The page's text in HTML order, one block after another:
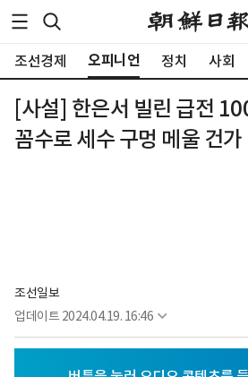
조선경제 오피니언 정치 사회
[사설] 한은서 빌린 급전
꼼수로 세수 구멍 메울 건가
조선일보
업데이트 2024.04.19. 16:46